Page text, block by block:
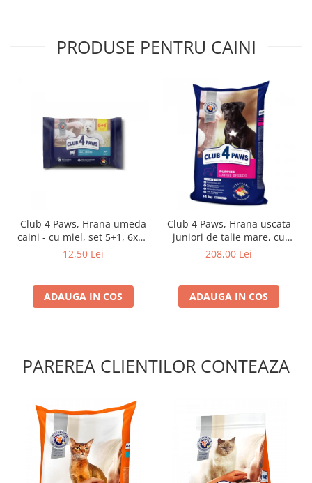
PRODUSE PENTRU CAINI
Club 4 Paws, Hrana umeda
caini - cu miel, set 5+1, 6x80
g
12,50 Lei
ADAUGA IN COS
Club 4 Paws, Hrana uscata
juniori de talie mare, cu
pui, 14kg
208,00 Lei
ADAUGA IN COS
PAREREA CLIENTILOR CONTEAZA